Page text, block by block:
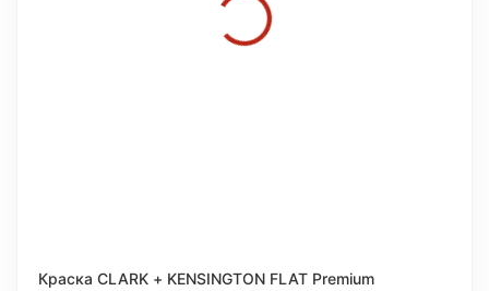
Краска CLARK + KENSINGTON FLAT Premium